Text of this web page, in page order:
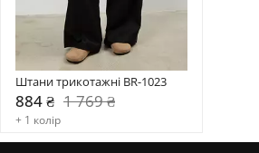
Штани трикотажні BR-1023
884 ₴ 1 769 ₴
+ 1 колір